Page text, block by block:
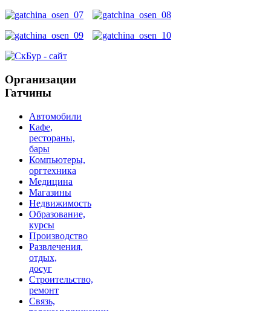
Организации
Гатчины
Автомобили
Кафе,
рестораны,
бары
Компьютеры,
оргтехника
Медицина
Магазины
Недвижимость
Образование,
курсы
Производство
Развлечения,
отдых,
досуг
Строительство,
ремонт
Связь,